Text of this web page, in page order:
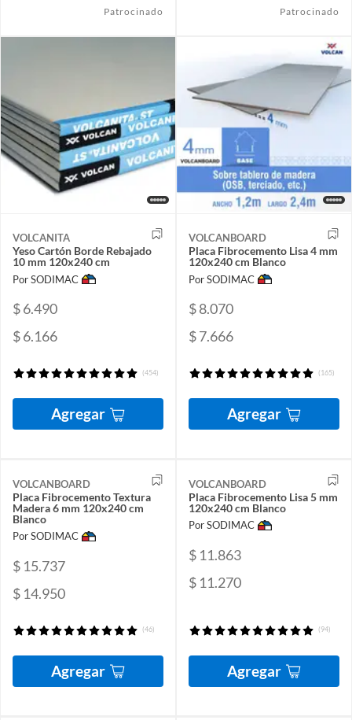
Patrocinado Patrocinado
VOLCANITA
Yeso Cartón Borde Rebajado
10 mm 120x240 cm
Por SODIMAC
$ 6.490
$ 6.166
(454)
Agregar
VOLCANBOARD
Placa Fibrocemento Lisa 4 mm
120x240 cm Blanco
Por SODIMAC
$ 8.070
$ 7.666
(165)
Agregar
VOLCANBOARD
Placa Fibrocemento Textura
Madera 6 mm 120x240 cm
Blanco
Por SODIMAC
$ 15.737
$ 14.950
(46)
Agregar
VOLCANBOARD
Placa Fibrocemento Lisa 5 mm
120x240 cm Blanco
Por SODIMAC
$ 11.863
$ 11.270
(94)
Agregar